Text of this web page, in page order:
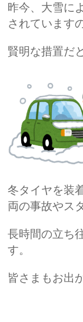
昨今、大雪に
されています
賢明な措置だ
冬タイヤを装
両の事故やス
長時間の立ち
す。
皆さまもお出